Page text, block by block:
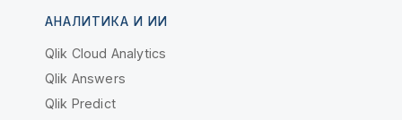
АНАЛИТИКА И ИИ
Qlik Cloud Analytics
Qlik Answers
Qlik Predict